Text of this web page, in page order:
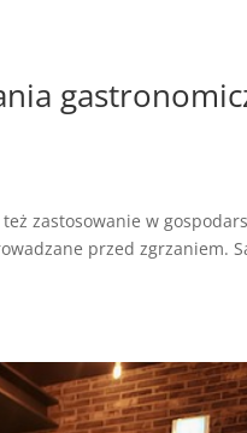
zastosowanie w
przed zgrzaniem.